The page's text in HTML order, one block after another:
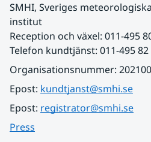
SMHI, Sveriges
institut
Reception och växel: 011-495
Telefon kundtjänst: 011-495 82
Organisationsnummer:
Epost: kundtjanst@smhi.se
Epost: registrator@smhi.se
Press